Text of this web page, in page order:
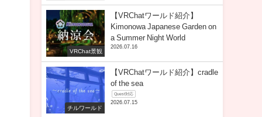
VRChat景観
【VRChatワールド紹介】
Kimonowa Japanese Garden on
a Summer Night World
2026.07.16
チルワールド
【VRChatワールド紹介】cradle
of the sea
Quest対応
2026.07.15